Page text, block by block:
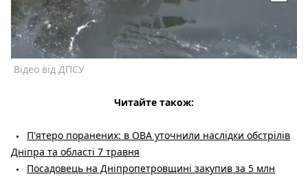
Відео від ДПСУ
Читайте також:
П'ятеро поранених: в ОВА уточнили наслідки обстрілів
Дніпра та області 7 травня
Посадовець на Дніпропетровщині закупив за 5 млн